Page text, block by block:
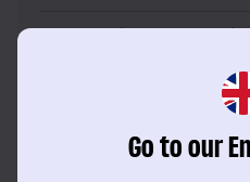
nachdem ich den Code
Ich habe meinen Code auf
eingegeben, aber es wird
Go to our